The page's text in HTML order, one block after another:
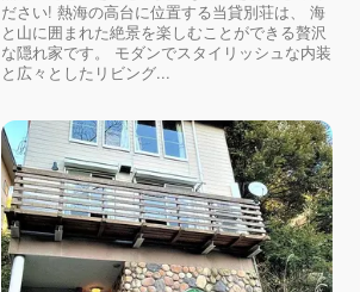
ださい! 熱海の高台に位置する当貸別荘は、 海
と山に囲まれた絶景を楽しむことができる贅沢
な隠れ家です。 モダンでスタイリッシュな内装
と広々としたリビング...